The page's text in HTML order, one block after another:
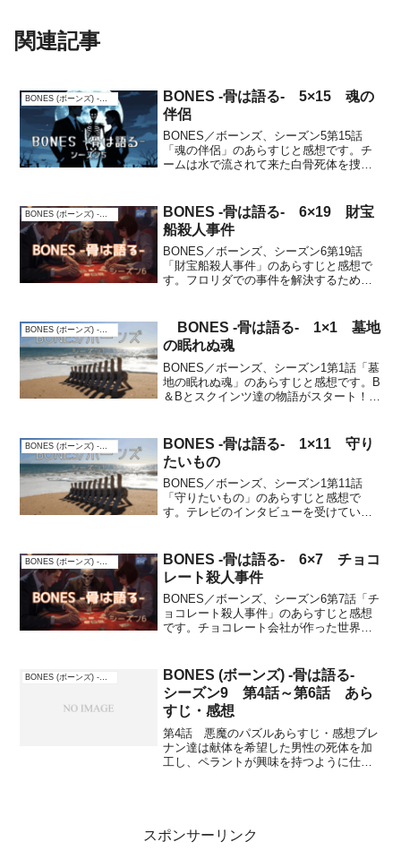
関連記事
BONES -骨は語る- 5×15 魂の
伴侶
BONES／ボーンズ、シーズン5第15話
「魂の伴侶」のあらすじと感想です。チ
ームは水で流されて来た白骨死体を捜査
亡くなり、ストレス障害を抱えてしま
う。あらすじワシントン...
BONES (ボーンズ) -骨は語る-
BONES -骨は語る- 6×19 財宝
船殺人事件
BONES／ボーンズ、シーズン6第19話
「財宝船殺人事件」のあらすじと感想で
す。フロリダでの事件を解決するため、
でも探し出すファインダー、友達のウォ
ルターに協力を頼...
BONES (ボーンズ) -骨は語る-
BONES -骨は語る- 1×1 墓地
の眠れぬ魂
BONES／ボーンズ、シーズン1第1話「墓
地の眠れぬ魂」のあらすじと感想です。B
＆Bとスクインツ達の物語がスタート！グ
ンス・ブレナン博士が、同僚のアンジェ
ラにワシント...
BONES -骨は語る- 1×11 守り
たいもの
BONES／ボーンズ、シーズン1第11話
「守りたいもの」のあらすじと感想で
す。テレビのインタビューを受けている
その息子が誘拐された事件に手を貸して
欲しいとすぐに現場へ。...
BONES -骨は語る- 6×7 チョコ
レート殺人事件
BONES／ボーンズ、シーズン6第7話「チ
ョコレート殺人事件」のあらすじと感想
です。チョコレート会社が作った世界一
者の経歴は嘘だらけだった。一方、カミ
ールは娘の大学進学...
BONES (ボーンズ) -骨は語る-
BONES (ボーンズ) -骨は語る-
シーズン9 第4話～第6話 あら
すじ・感想
第4話 悪魔のパズルあらすじ・感想ブレ
ナン達は献体を希望した男性の死体を加
工し、ペラントが興味を持つように仕上
スポンサーリンク